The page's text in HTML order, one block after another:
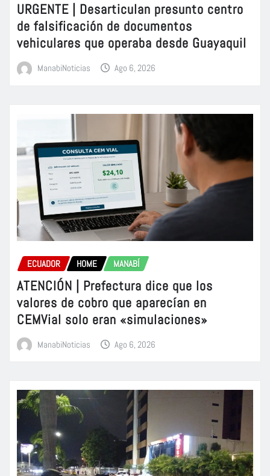
URGENTE | Desarticulan presunto centro
de falsificación de documentos
vehiculares que operaba desde Guayaquil
ManabiNoticias Ago 6, 2026
ECUADOR HOME MANABÍ
ATENCIÓN | Prefectura dice que los
valores de cobro que aparecían en
CEMVial solo eran «simulaciones»
ManabiNoticias Ago 6, 2026